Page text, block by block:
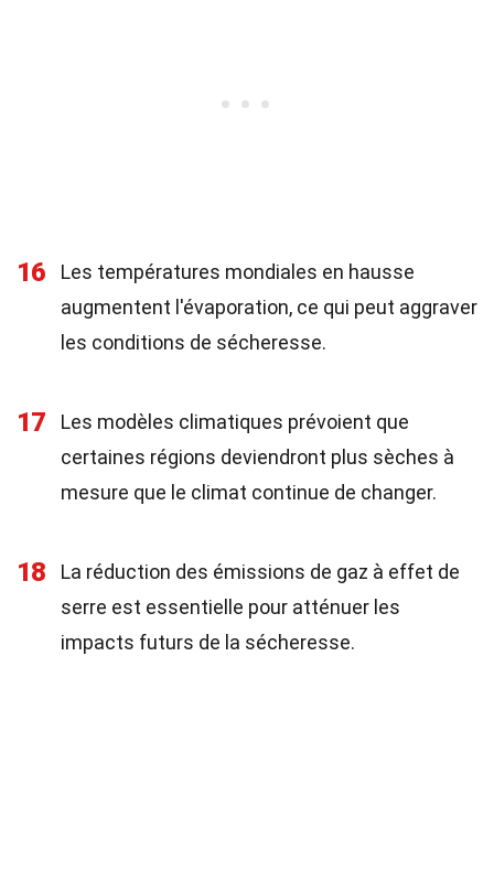
16
Les températures mondiales en hausse
augmentent l'évaporation, ce qui peut aggraver
les conditions de sécheresse.
17
Les modèles climatiques prévoient que
certaines régions deviendront plus sèches à
mesure que le climat continue de changer.
18
La réduction des émissions de gaz à effet de
serre est essentielle pour atténuer les
impacts futurs de la sécheresse.